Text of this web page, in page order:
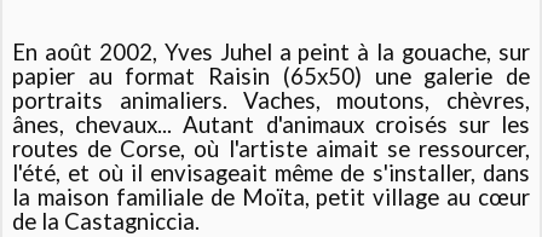
En août 2002, Yves Juhel a peint à la gouache, sur
papier au format Raisin (65x50) une galerie de
portraits animaliers. Vaches, moutons, chèvres,
ânes, chevaux... Autant d'animaux croisés sur les
routes de Corse, où l'artiste aimait se ressourcer,
l'été, et où il envisageait même de s'installer, dans
la maison familiale de Moïta, petit village au cœur
de la Castagniccia.